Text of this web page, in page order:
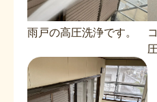
雨戸の高圧洗浄です。